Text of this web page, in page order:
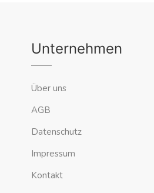
Unternehmen
Über uns
AGB
Datenschutz
Impressum
Kontakt